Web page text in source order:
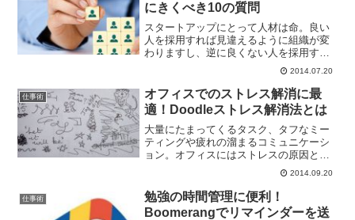
にきくべき10の質問
スタートアップにとって人材は命。良い
人を採用すれば見違えるように組織が変
わりますし、逆に良くない人を採用する
とあれよあれよと組織は停滞してしまい
ます。しかし、人事のプロがスタートア
ップのチームにいるなんてことは稀で
す。そこで、海外で話題にな...
2014.07.20
仕事術
オフィスでのストレス解消に最
適！Doodleストレス解消法とは
大量にたまってくるタスク、タフなミー
ティングや疲れの溜まるコミュニケーシ
ョン。オフィスにはストレスの原因とな
る要素がたくさんあります。ストレス解
消法としては、運動をしたり、ぱーっと
飲んだり、大声で叫んで見たりといろい
ろな方法がありますが、ど...
2014.09.20
仕事術
勉強の時間管理に便利！
Boomerangでリマインダーを送